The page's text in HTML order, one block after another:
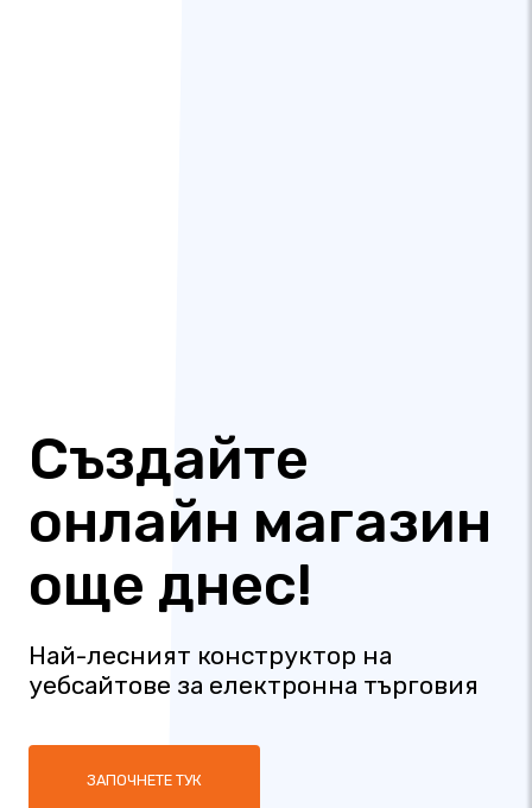
Създайте
онлайн магазин
още днес!
Най-лесният конструктор на
уебсайтове за електронна търговия
ЗАПОЧНЕТЕ ТУК